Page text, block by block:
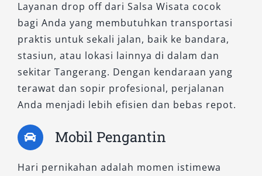
Layanan drop off dari Salsa Wisata cocok
bagi Anda yang membutuhkan transportasi
praktis untuk sekali jalan, baik ke bandara,
stasiun, atau lokasi lainnya di dalam dan
sekitar Tangerang. Dengan kendaraan yang
terawat dan sopir profesional, perjalanan
Anda menjadi lebih efisien dan bebas repot.
Mobil Pengantin
Hari pernikahan adalah momen istimewa